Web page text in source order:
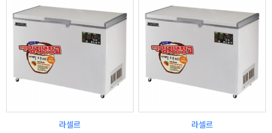
라셀르
라셀르